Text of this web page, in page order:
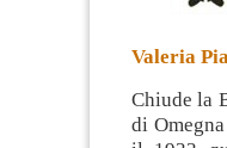
Valeria
Chiude la
di